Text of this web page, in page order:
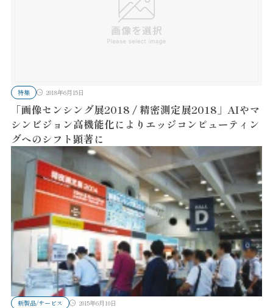
特集 2018年6月15日
「画像センシング展2018 / 精密測定展2018」AIやマ
シンビジョン高機能化によりエッジコンピューティン
グへのシフト顕著に
新製品/サービス 2015年6月10日